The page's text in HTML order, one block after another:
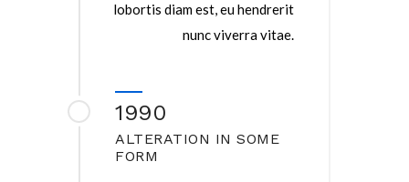
lobortis diam est, eu hendrerit
nunc viverra vitae.
1990
ALTERATION IN SOME
FORM